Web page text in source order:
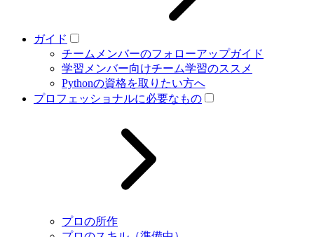
ガイド
チームメンバーのフォローアップガイド
学習メンバー向けチーム学習のススメ
Pythonの資格を取りたい方へ
プロフェッショナルに必要なもの
プロの所作